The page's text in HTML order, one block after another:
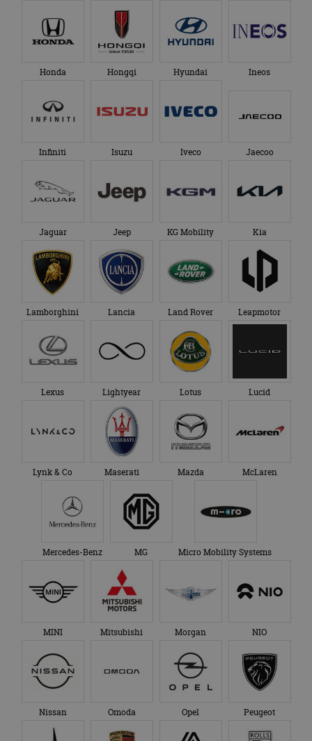
Honda Hongqi Hyundai Ineos
Infiniti Isuzu Iveco Jaecoo
Jaguar Jeep KG Mobility Kia
Lamborghini Lancia Land Rover Leapmotor
Lexus Lightyear Lotus Lucid
Lynk & Co Maserati Mazda McLaren
Mercedes-Benz MG Micro Mobility Systems
MINI Mitsubishi Morgan NIO
Nissan Omoda Opel Peugeot
te behouden.